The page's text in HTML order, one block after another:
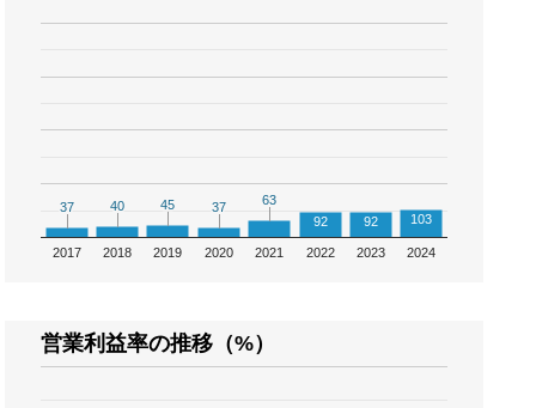
2017 2018 2019 2020 2021 2022 2023 2024
37
37 40
40 45
45 37
37 63
63
92
92 103
営業利益率の推移（%）